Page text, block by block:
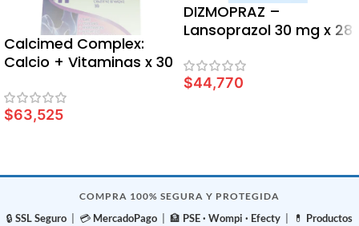
Calcimed Complex:
Calcio + Vitaminas x 30
$63,525
DIZMOPRAZ –
Lansoprazol 30 mg x 28
$44,770
COMPRA 100% SEGURA Y PROTEGIDA
🔒 SSL Seguro | 💳 MercadoPago | 🏦 PSE · Wompi · Efecty | 💊 Productos